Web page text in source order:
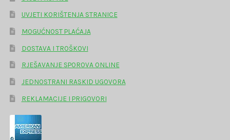
UVJETI KORIŠTENJA STRANICE
MOGUĆNOST PLAĆAJA
DOSTAVA I TROŠKOVI
RJEŠAVANJE SPOROVA ONLINE
JEDNOSTRANI RASKID UGOVORA
REKLAMACIJE I PRIGOVORI